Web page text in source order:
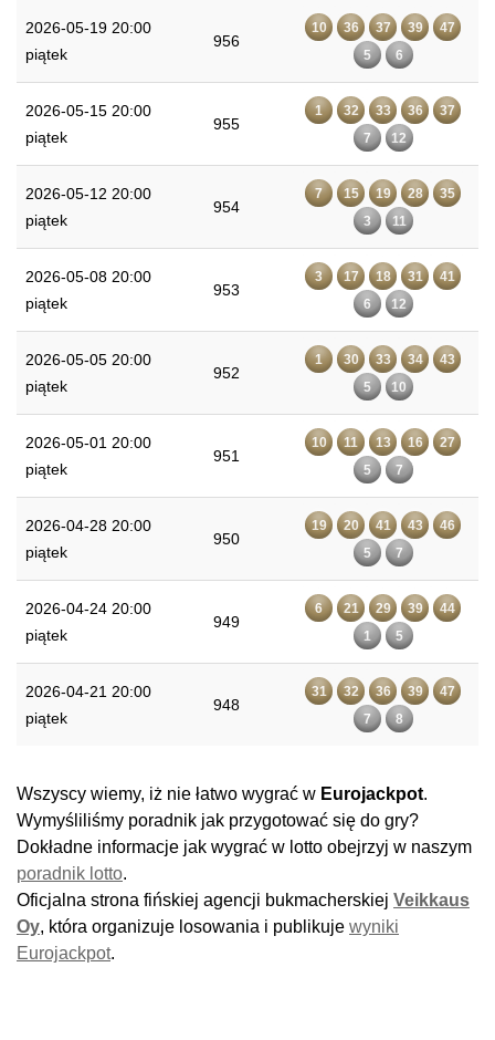
2026-05-19 20:00
piątek
956
10 36 37 39
47
5
6
2026-05-15 20:00
piątek
955
1 32 33 36
37
7
12
2026-05-12 20:00
piątek
954
7 15 19 28
35
3
11
2026-05-08 20:00
piątek
953
3 17 18 31
41
6
12
2026-05-05 20:00
piątek
952
1 30 33 34
43
5
10
2026-05-01 20:00
piątek
951
10 11 13 16
27
5
7
2026-04-28 20:00
piątek
950
19 20 41 43
46
5
7
2026-04-24 20:00
piątek
949
6 21 29 39
44
1
5
2026-04-21 20:00
piątek
948
31 32 36 39
47
7
8
Wszyscy wiemy, iż nie łatwo wygrać w Eurojackpot.
Wymyśliliśmy poradnik jak przygotować się do gry?
Dokładne informacje jak wygrać w lotto obejrzyj w naszym
poradnik lotto.
Oficjalna strona fińskiej agencji bukmacherskiej Veikkaus
Oy, która organizuje losowania i publikuje wyniki
Eurojackpot.